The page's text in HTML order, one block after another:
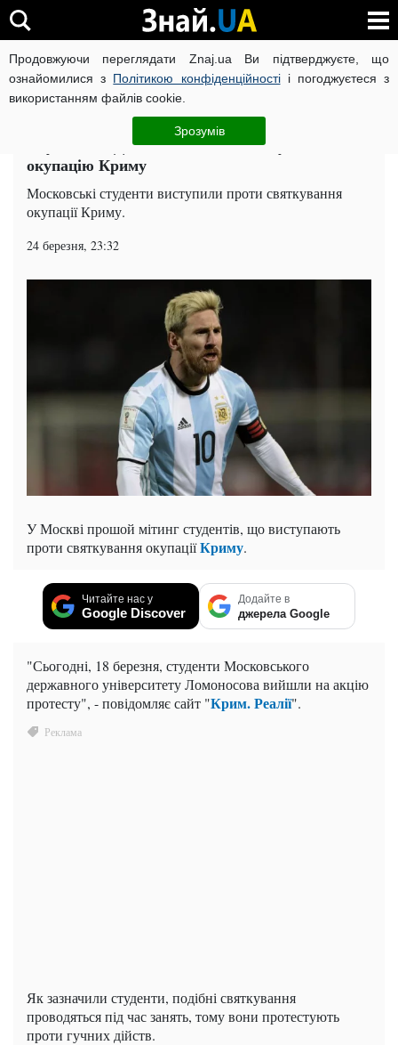
Продовжуючи переглядати Znaj.ua Ви підтверджуєте, що
ознайомилися з Політикою конфіденційностіі погоджуєтеся з
використанням файлів cookie.
Зрозумів
ВІЙНА РОСІЇ ПРОТИ УКРАЇНИ КОРОНАВІРУС В УКРАЇНІ
ЧИТАТЬ НА РУССКОМ
Студенти МДУ відмовилися святкувати
окупацію Криму
Московські студенти виступили проти святкування
окупації Криму.
24 березня, 23:32
У Москві прошой мітинг студентів, що виступають
проти святкування окупаціїКриму.
Читайте нас у
Google Discover
Додайте в
джерела Google
"Сьогодні, 18 березня, студенти Московського
державного університету Ломоносова вийшли на акцію
протесту", - повідомляє сайт "Крим. Реалії".
Як зазначили студенти, подібні святкування
проводяться під час занять, тому вони протестують
проти гучних дійств.